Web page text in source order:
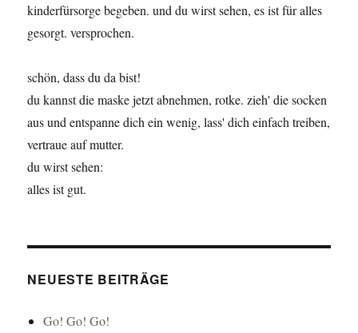
kinderfürsorge begeben. und du wirst sehen, es ist für alles
gesorgt. versprochen.
schön, dass du da bist!
du kannst die maske jetzt abnehmen, rotke. zieh' die socken
aus und entspanne dich ein wenig, lass' dich einfach treiben,
vertraue auf mutter.
du wirst sehen:
alles ist gut.
NEUESTE BEITRÄGE
Go! Go! Go!